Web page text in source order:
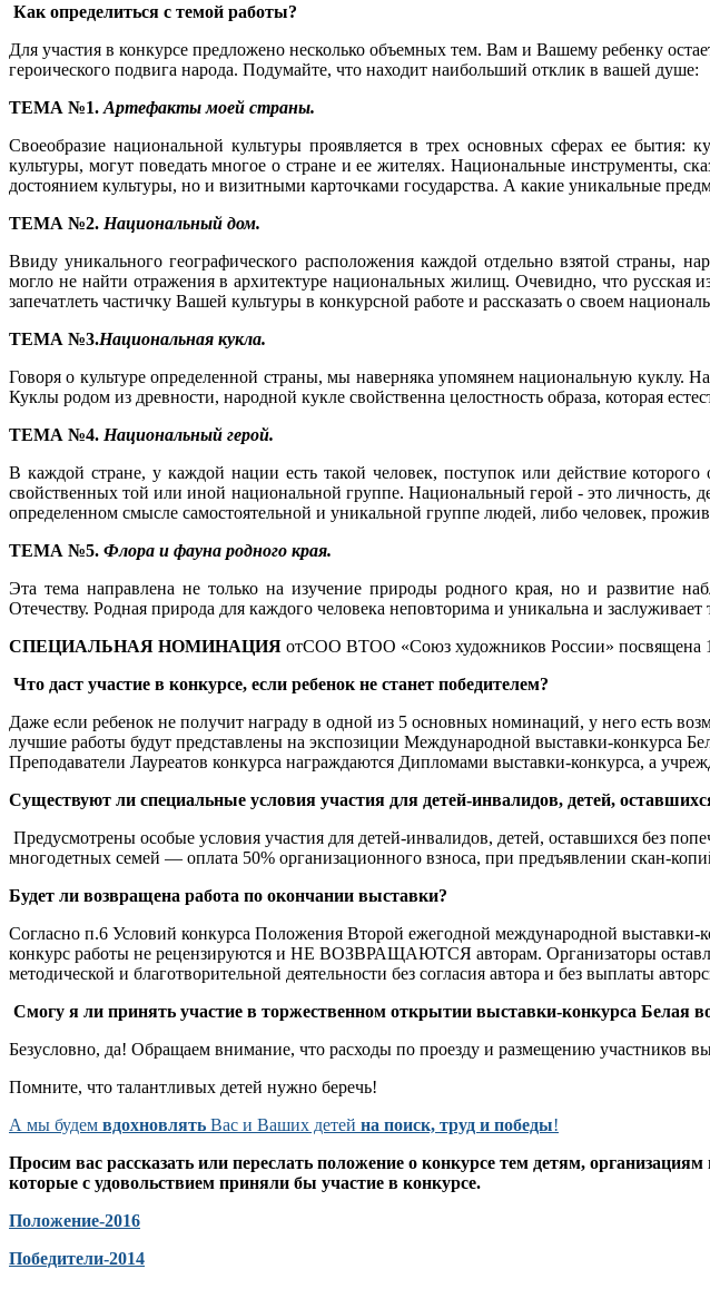
Как определиться с темой работы?
Для участия в конкурсе предложено несколько объемных тем. Вам и Вашему ребенку
героического подвига народа. Подумайте, что находит наибольший отклик в вашей душе:
ТЕМА №1. Артефакты моей страны.
Своеобразие национальной культуры проявляется в трех основных сферах ее бытия:
культуры, могут поведать многое о стране и ее жителях. Национальные инструменты,
достоянием культуры, но и визитными карточками государства. А какие уникальные
ТЕМА №2. Национальный дом.
Ввиду уникального географического расположения каждой отдельно взятой страны,
могло не найти отражения в архитектуре национальных жилищ. Очевидно, что русская
запечатлеть частичку Вашей культуры в конкурсной работе и рассказать о своем
ТЕМА №3.Национальная кукла.
Говоря о культуре определенной страны, мы наверняка упомянем национальную куклу.
Куклы родом из древности, народной кукле свойственна целостность образа, которая
ТЕМА №4. Национальный герой.
В каждой стране, у каждой нации есть такой человек, поступок или действие
свойственных той или иной национальной группе. Национальный герой - это личность,
определенном смысле самостоятельной и уникальной группе людей, либо человек,
ТЕМА №5. Флора и фауна родного края.
Эта тема направлена не только на изучение природы родного края, но и развитие
Отечеству. Родная природа для каждого человека неповторима и уникальна и
СПЕЦИАЛЬНАЯ НОМИНАЦИЯ отСОО ВТОО «Союз художников России» посвящена
Что даст участие в конкурсе, если ребенок не станет победителем?
Даже если ребенок не получит награду в одной из 5 основных номинаций, у него есть
лучшие работы будут представлены на экспозиции Международной выставки-конкурса
Преподаватели Лауреатов конкурса награждаются Дипломами выставки-конкурса, а
Существуют ли специальные условия участия для детей-инвалидов, детей,
Предусмотрены особые условия участия для детей-инвалидов, детей, оставшихся без
многодетных семей — оплата 50% организационного взноса, при предъявлении скан-
Будет ли возвращена работа по окончании выставки?
Согласно п.6 Условий конкурса Положения Второй ежегодной международной
конкурс работы не рецензируются и НЕ ВОЗВРАЩАЮТСЯ авторам. Организаторы
методической и благотворительной деятельности без согласия автора и без выплаты
Смогу я ли принять участие в торжественном открытии выставки-конкурса Белая
Безусловно, да! Обращаем внимание, что расходы по проезду и размещению участников
Помните, что талантливых детей нужно беречь!
А мы будем вдохновлять Вас и Ваших детей на поиск, труд и победы!
Просим вас рассказать или переслать положение о конкурсе тем детям,
которые с удовольствием приняли бы участие в конкурсе.
Положение-2016
Победители-2014